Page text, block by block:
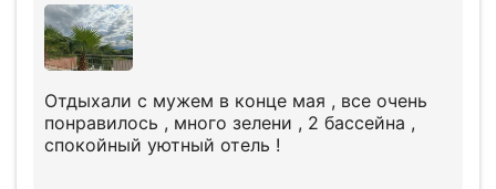
Отдыхали с мужем в конце мая , все очень
понравилось , много зелени , 2 бассейна ,
спокойный уютный отель !